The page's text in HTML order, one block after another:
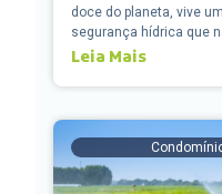
doce do planeta, vive
segurança hídrica que
Leia Mais